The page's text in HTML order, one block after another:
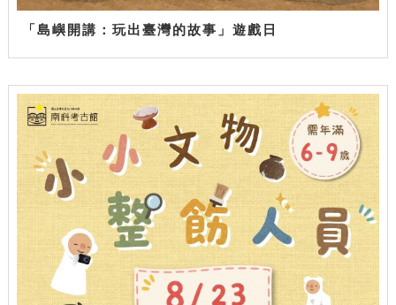
「島嶼開講：玩出臺灣的故事」遊戲日